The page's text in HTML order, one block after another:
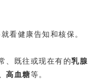
看健康告知和核保。
、既往或现在有的乳腺
高血糖等。